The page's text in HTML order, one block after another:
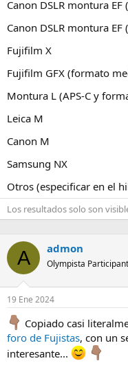
Canon DSLR montura
Canon DSLR montura EF
Fujifilm X
Fujifilm GFX (formato
Montura L (APS-C y
Leica M
Canon M
Samsung NX
Otros (especificar en el
Los resultados solo son
A admon
Olympista
19 Ene 2024
Copiado casi
foro de Fujistas, con un
interesante...